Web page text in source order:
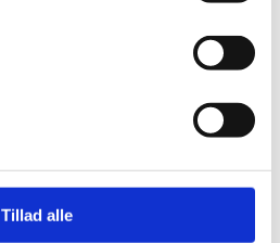
Tillad alle